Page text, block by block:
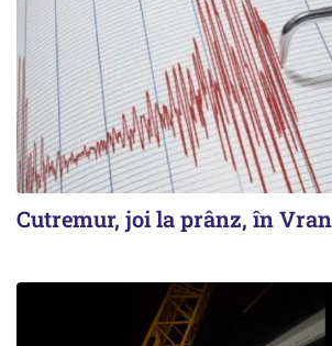
Cutremur, joi la prânz, în